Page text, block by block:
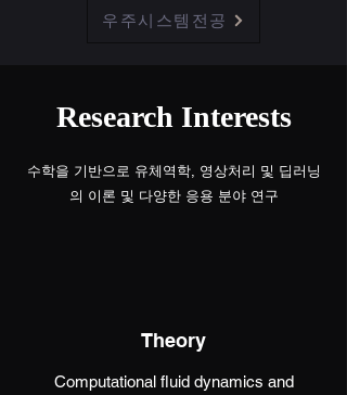
우주시스템전공
Research Interests
​수학을 기반으로 유체역학, 영상처리 및 딥러닝
의 이론 및 다양한 응용 분야 연구
Theory
Computational fluid dynamics and